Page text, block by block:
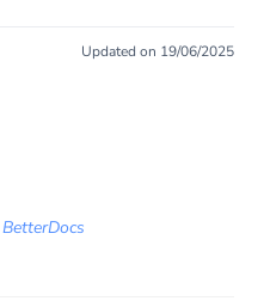
Updated on 19/06/2025
BetterDocs